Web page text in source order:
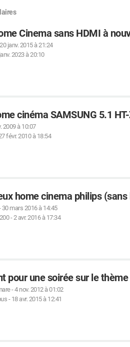
Cinema sans HDMI à
20 janv. 2015 à 21:24
2023 à 20:10
cinéma SAMSUNG 5.1
2009 à 10:07
févr. 2010 à 18:54
home cinema philips
30 mars 2016 à 14:45
-2 avr. 2016 à 17:34
pour une soirée sur le
-4 nov. 2012 à 01:02
- 18 avr. 2015 à 12:41